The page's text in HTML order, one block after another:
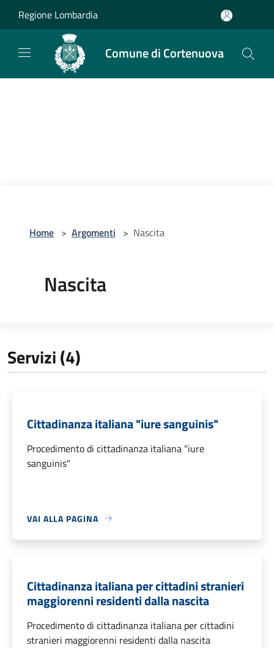
Regione Lombardia
Comune di Cortenuova
Home > Argomenti > Nascita
Nascita
Servizi (4)
Cittadinanza italiana "iure sanguinis"
Procedimento di cittadinanza italiana "iure
sanguinis"
VAI ALLA PAGINA
Cittadinanza italiana per cittadini stranieri
maggiorenni residenti dalla nascita
Procedimento di cittadinanza italiana per cittadini
stranieri maggiorenni residenti dalla nascita